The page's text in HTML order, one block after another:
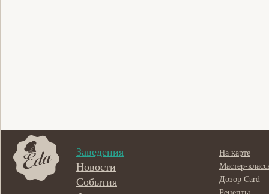
Заведения
Новости
События
На карте
Мастер-
Дозор Card